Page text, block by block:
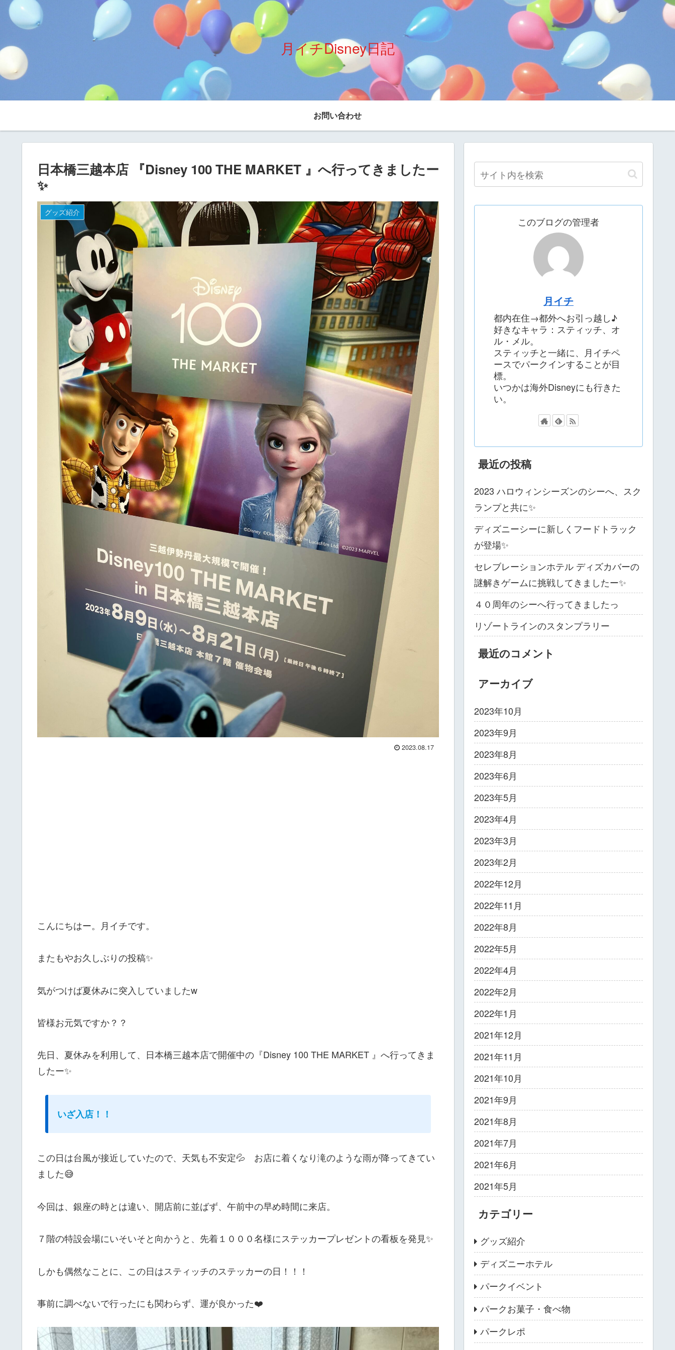
月イチDisney日記
お問い合わせ
日本橋三越本店 『Disney 100 THE MARKET 』へ行ってきましたー
✨
グッズ紹介
2023.08.17
こんにちはー。月イチです。
またもやお久しぶりの投稿✨
気がつけば夏休みに突入していましたw
皆様お元気ですか？？
先日、夏休みを利用して、日本橋三越本店で開催中の『Disney 100 THE MARKET 』へ行ってきま
したー✨
いざ入店！！
この日は台風が接近していたので、天気も不安定💦 お店に着くなり滝のような雨が降ってきてい
ました😅
今回は、銀座の時とは違い、開店前に並ばず、午前中の早め時間に来店。
７階の特設会場にいそいそと向かうと、先着１０００名様にステッカープレゼントの看板を発見✨
しかも偶然なことに、この日はスティッチのステッカーの日！！！
事前に調べないで行ったにも関わらず、運が良かった❤️
このブログの管理者
月イチ
都内在住→都外へお引っ越し♪
好きなキャラ：スティッチ、オ
ル・メル。
スティッチと一緒に、月イチペ
ースでパークインすることが目
標。
いつかは海外Disneyにも行きた
い。
最近の投稿
2023 ハロウィンシーズンのシーへ、スク
ランプと共に✨
ディズニーシーに新しくフードトラック
が登場✨
セレブレーションホテル ディズカバーの
謎解きゲームに挑戦してきましたー✨
４０周年のシーへ行ってきましたっ
リゾートラインのスタンプラリー
最近のコメント
アーカイブ
2023年10月
2023年9月
2023年8月
2023年6月
2023年5月
2023年4月
2023年3月
2023年2月
2022年12月
2022年11月
2022年8月
2022年5月
2022年4月
2022年2月
2022年1月
2021年12月
2021年11月
2021年10月
2021年9月
2021年8月
2021年7月
2021年6月
2021年5月
カテゴリー
グッズ紹介
ディズニーホテル
パークイベント
パークお菓子・食べ物
パークレポ